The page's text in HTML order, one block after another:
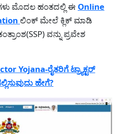
ಮೊದಲ ಹಂತದಲ್ಲಿ ಈ Online
ಲಿಂಕ್ ಮೇಲೆ ಕ್ಲಿಕ್ ಮಾಡಿ
ವನ್ನು ಪ್ರವೇಶ
Yojana-ರೈತರಿಗೆ ಟ್ರ್ಯಾಕ್ಟರ್
ಹೇಗೆ?